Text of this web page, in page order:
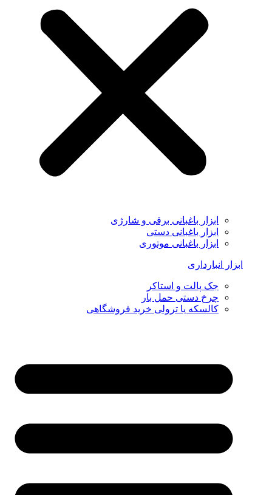
ابزار باغبانی برقی و شارژی
ابزار باغبانی دستی
ابزار باغبانی موتوری
ابزار انبارداری
جک پالت و استاکر
چرخ دستی حمل بار
کالسکه یا ترولی خرید فروشگاهی